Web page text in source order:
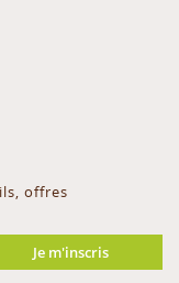
offres
Je m'inscris